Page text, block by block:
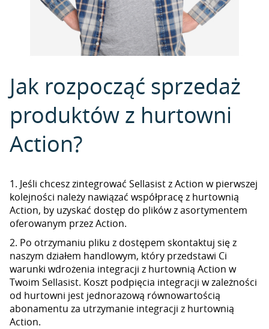
Jak rozpocząć sprzedaż
produktów z hurtowni
Action?
1. Jeśli chcesz zintegrować Sellasist z Action w pierwszej
kolejności należy nawiązać współpracę z hurtownią
Action, by uzyskać dostęp do plików z asortymentem
oferowanym przez Action.
2. Po otrzymaniu pliku z dostępem skontaktuj się z
naszym działem handlowym, który przedstawi Ci
warunki wdrożenia integracji z hurtownią Action w
Twoim Sellasist. Koszt podpięcia integracji w zależności
od hurtowni jest jednorazową równowartością
abonamentu za utrzymanie integracji z hurtownią
Action.